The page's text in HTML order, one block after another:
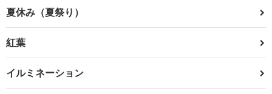
夏休み（夏祭り）
紅葉
イルミネーション